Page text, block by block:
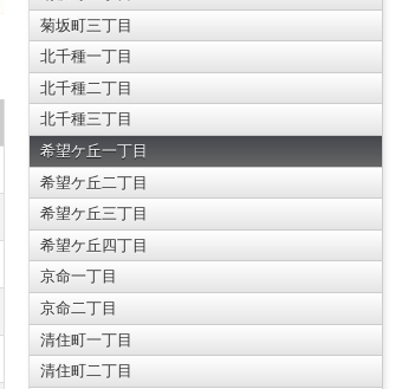
菊坂町三丁目
北千種一丁目
北千種二丁目
北千種三丁目
希望ケ丘一丁目
希望ケ丘二丁目
希望ケ丘三丁目
希望ケ丘四丁目
京命一丁目
京命二丁目
清住町一丁目
清住町二丁目